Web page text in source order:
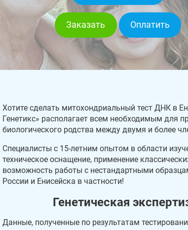
Заказать Оплатить
Хотите сделать митохондриальный тест ДНК в
Генетикс» располагает всем необходимым для
биологического родства между двумя и более
Специалисты с 15-летним опытом в области
техническое оснащение, применение
возможность работы с нестандартными
России и Енисейска в частности!
Генетическая
Данные, полученные по результатам